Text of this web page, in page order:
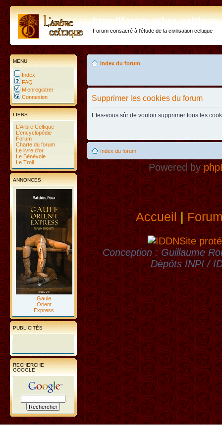
http://forum.arbre-
Forum consacré à l'étude de la civilisation celtique
MENU
Index
FAQ
M’enregistrer
Connexion
LIENS
L'Arbre Celtique
L'encyclopédie
Forum
Charte du forum
Le livre d'or
Le Bénévole
Le Troll
ANNONCES
Gaule
Orient
Express
PUBLICITÉS
RECHERCHE
GOOGLE
Index du forum
Supprimer les cookies du forum
Etes-vous sûr de vouloir supprimer tous les
Index du forum
Powered by
Accueil|
Site
Conception : Guillaume
Dèpôts INPI /